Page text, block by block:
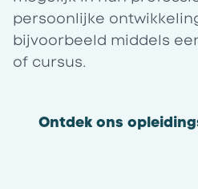
persoonlijke
bijvoorbeeld middels
of cursus.
Ontdek ons